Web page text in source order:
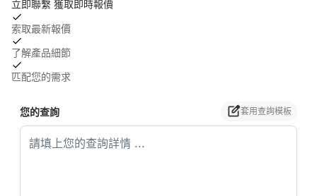
立即聯繫 獲取即時報價
索取最新報價
了解產品細節
匹配您的需求
您的查詢 套用查詢模板